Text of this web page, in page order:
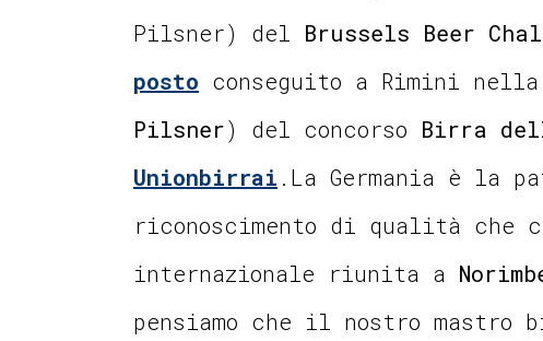
Pilsner) del Brussels Beer
posto conseguito a Rimini
Pilsner) del concorso Birra
Unionbirrai .La Germania è la
riconoscimento di qualità che
internazionale riunita a
pensiamo che il nostro